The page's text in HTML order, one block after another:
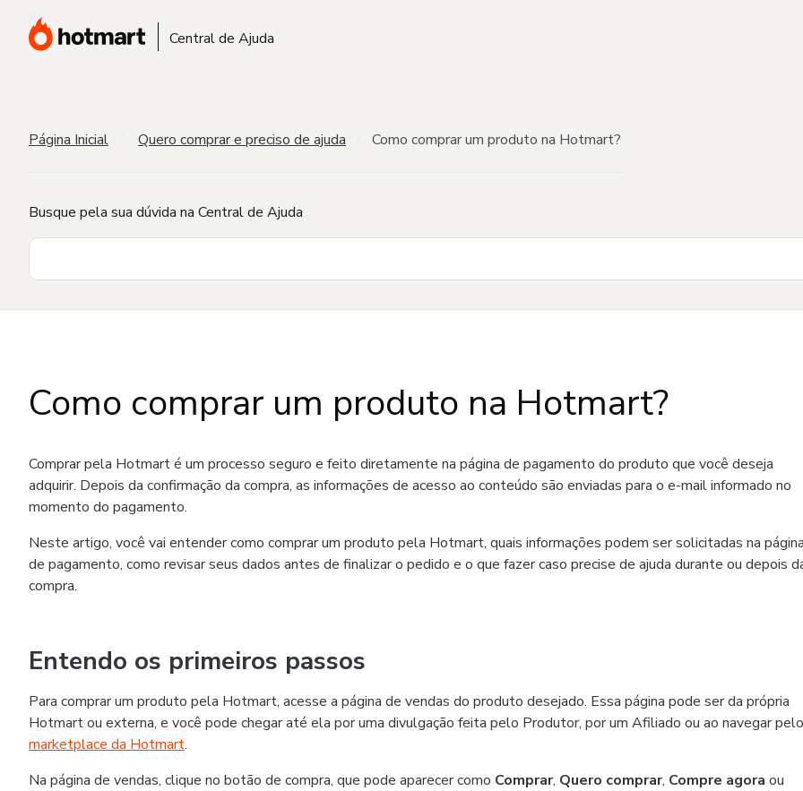
Central de Ajuda
Página Inicial Quero comprar e preciso de ajuda Como comprar um produto na Hotmart?
Busque pela sua dúvida na Central de Ajuda
Como comprar um produto na Hotmart?
Comprar pela Hotmart é um processo seguro e feito diretamente na página de pagamento do produto que você deseja
adquirir. Depois da confirmação da compra, as informações de acesso ao conteúdo são enviadas para o e-mail informado no
momento do pagamento.
Neste artigo, você vai entender como comprar um produto pela Hotmart, quais informações podem ser solicitadas na
de pagamento, como revisar seus dados antes de finalizar o pedido e o que fazer caso precise de ajuda durante ou depois
compra.
Entendo os primeiros passos
Para comprar um produto pela Hotmart, acesse a página de vendas do produto desejado. Essa página pode ser da própria
Hotmart ou externa, e você pode chegar até ela por uma divulgação feita pelo Produtor, por um Afiliado ou ao navegar pelo
marketplace da Hotmart.
Na página de vendas, clique no botão de compra, que pode aparecer como Comprar, Quero comprar, Compre agora ou